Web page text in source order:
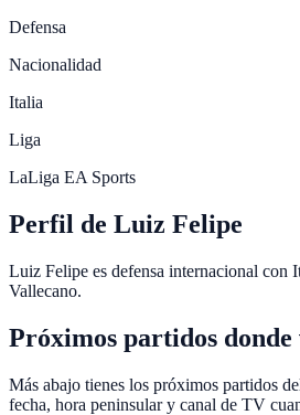
Defensa
Nacionalidad
Italia
Liga
LaLiga EA Sports
Perfil de Luiz Felipe
Luiz Felipe es defensa internacional con
Vallecano.
Próximos partidos donde
Más abajo tienes los próximos partidos
fecha, hora peninsular y canal de TV